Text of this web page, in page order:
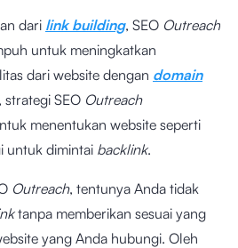
dari link building, SEO Outreach
untuk meningkatkan
dari website dengan domain
strategi SEO Outreach
menentukan website seperti
untuk dimintai backlink.
Outreach, tentunya Anda tidak
tanpa memberikan sesuai yang
yang Anda hubungi. Oleh